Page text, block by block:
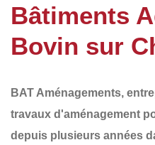
Bâtiments
Bovin sur
BAT Aménagements,
travaux d'aménagement
depuis plusieurs années